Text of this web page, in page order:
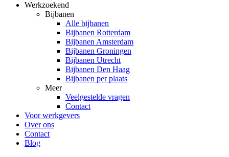
Werkzoekend
Bijbanen
Alle bijbanen
Bijbanen Rotterdam
Bijbanen Amsterdam
Bijbanen Groningen
Bijbanen Utrecht
Bijbanen Den Haag
Bijbanen per plaats
Meer
Veelgestelde vragen
Contact
Voor werkgevers
Over ons
Contact
Blog